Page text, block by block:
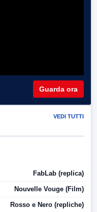
Guarda ora
VEDI TUTTI
FabLab (replica)
Nouvelle Vouge (Film)
Rosso e Nero (repliche)